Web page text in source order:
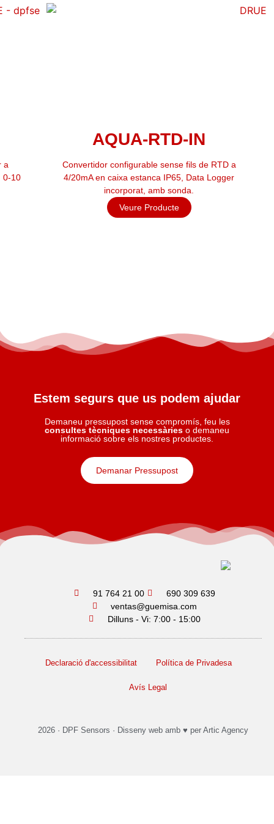
Penell-420-M12
Sensor de direcció de vent per a ús industrial, amb
senyal de sortida 4-20 mA
Veure Producte
Estem segurs que us podem ajudar
Demaneu pressupost sense compromís, feu les
consultes tècniques necessàries o demaneu
informació sobre els nostres productes.
Demanar Pressupost
91 764 21 00
690 309 639
ventas@guemisa.com
Dilluns - Vi: 7:00 - 15:00
Declaració d'accessibilitat Política de Privadesa
Avís Legal
2026 · DPF Sensors · Disseny web amb ♥️ per Artic Agency